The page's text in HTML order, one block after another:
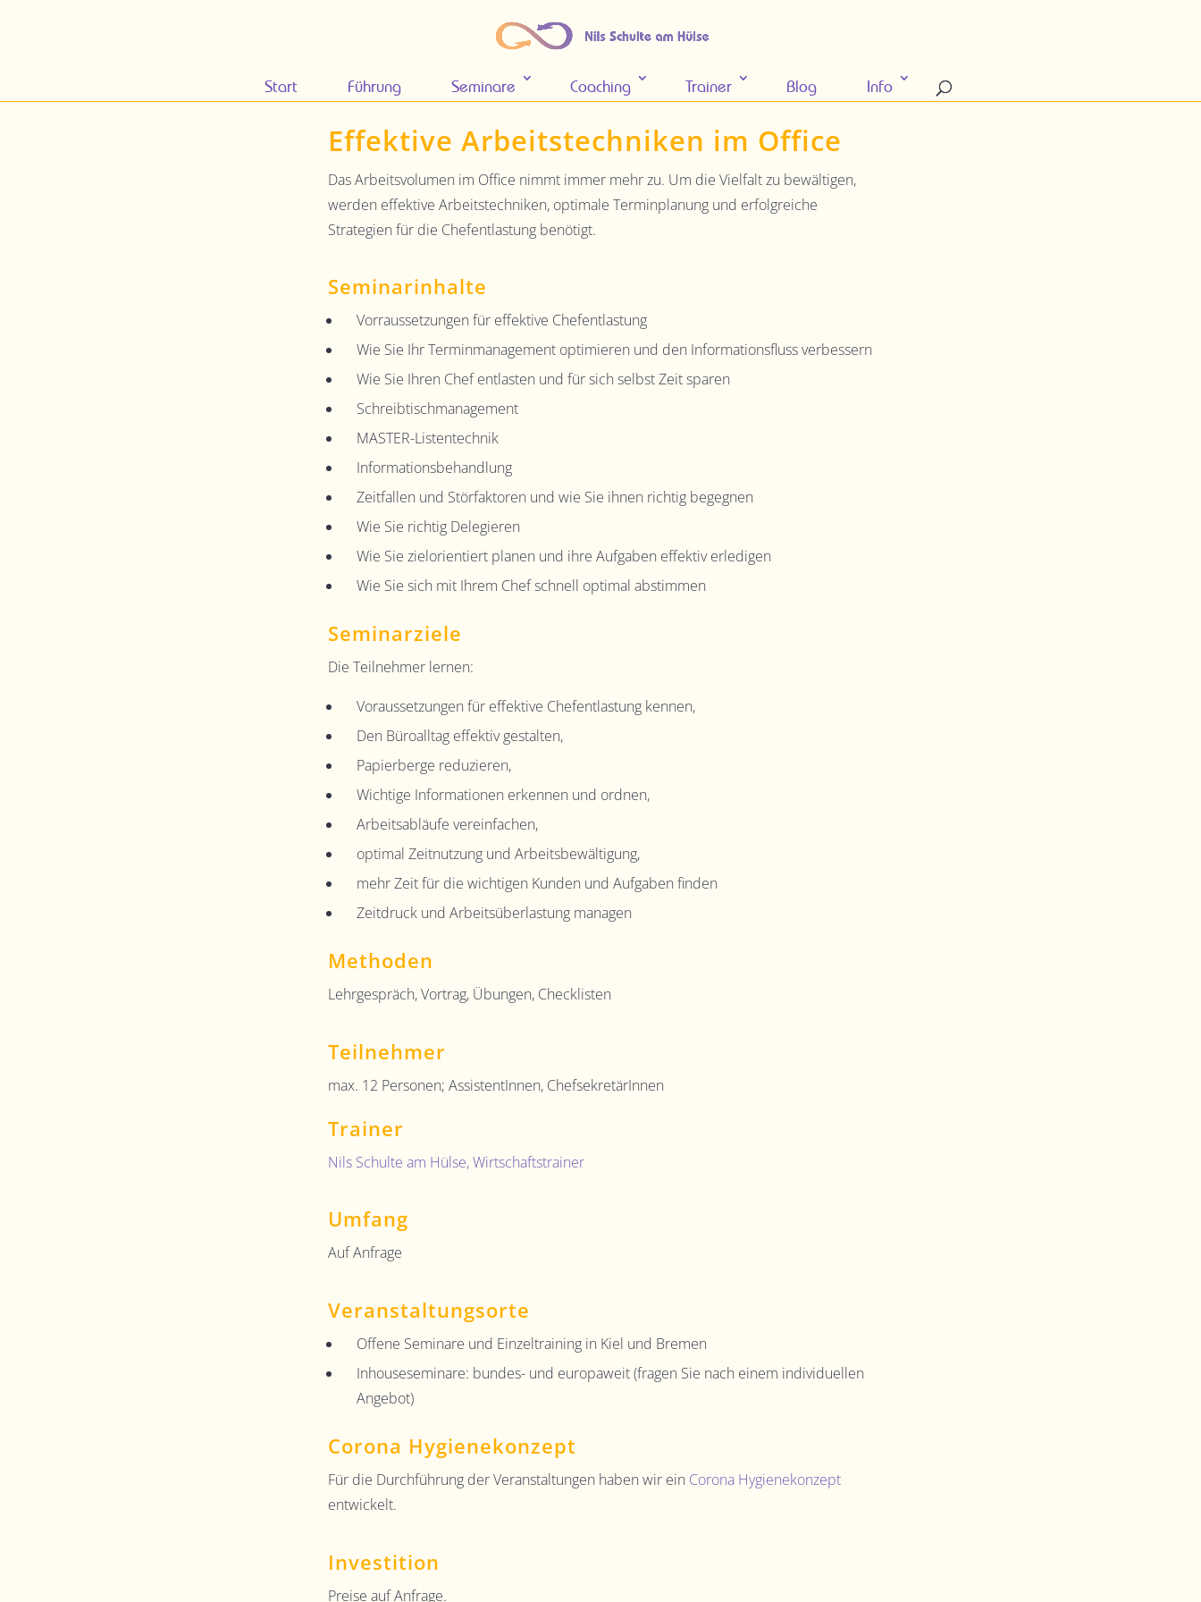
Start Führung Seminare Coaching Trainer Blog Info
Effektive Arbeitstechniken im Office
Das Arbeitsvolumen im Office nimmt immer mehr zu. Um die Vielfalt zu bewältigen,
werden effektive Arbeitstechniken, optimale Terminplanung und erfolgreiche
Strategien für die Chefentlastung benötigt.
Seminarinhalte
Vorraussetzungen für effektive Chefentlastung
Wie Sie Ihr Terminmanagement optimieren und den Informationsfluss verbessern
Wie Sie Ihren Chef entlasten und für sich selbst Zeit sparen
Schreibtischmanagement
MASTER-Listentechnik
Informationsbehandlung
Zeitfallen und Störfaktoren und wie Sie ihnen richtig begegnen
Wie Sie richtig Delegieren
Wie Sie zielorientiert planen und ihre Aufgaben effektiv erledigen
Wie Sie sich mit Ihrem Chef schnell optimal abstimmen
Seminarziele
Die Teilnehmer lernen:
Voraussetzungen für effektive Chefentlastung kennen,
Den Büroalltag effektiv gestalten,
Papierberge reduzieren,
Wichtige Informationen erkennen und ordnen,
Arbeitsabläufe vereinfachen,
optimal Zeitnutzung und Arbeitsbewältigung,
mehr Zeit für die wichtigen Kunden und Aufgaben finden
Zeitdruck und Arbeitsüberlastung managen
Methoden
Lehrgespräch, Vortrag, Übungen, Checklisten
Teilnehmer
max. 12 Personen; AssistentInnen, ChefsekretärInnen
Trainer
Nils Schulte am Hülse, Wirtschaftstrainer
Umfang
Auf Anfrage
Veranstaltungsorte
Offene Seminare und Einzeltraining in Kiel und Bremen
Inhouseseminare: bundes- und europaweit (fragen Sie nach einem individuellen
Angebot)
Corona Hygienekonzept
Für die Durchführung der Veranstaltungen haben wir ein Corona Hygienekonzept
entwickelt.
Investition
Preise auf Anfrage.